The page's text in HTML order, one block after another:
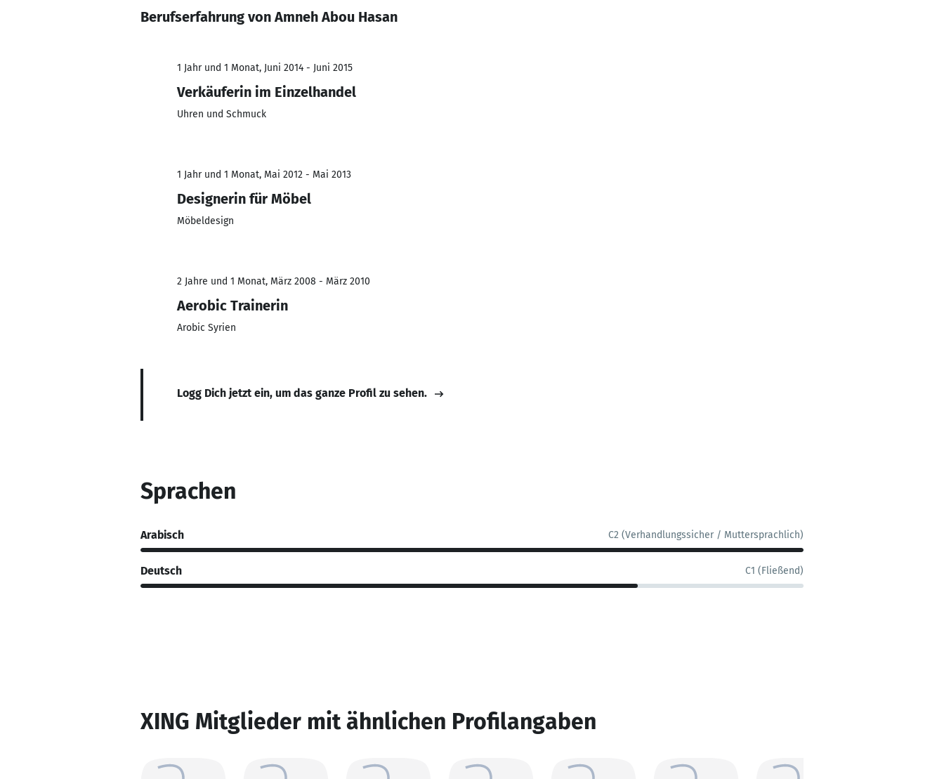
Berufserfahrung von Amneh Abou Hasan
1 Jahr und 1 Monat, Juni 2014 - Juni 2015
Verkäuferin im Einzelhandel
Uhren und Schmuck
1 Jahr und 1 Monat, Mai 2012 - Mai 2013
Designerin für Möbel
Möbeldesign
2 Jahre und 1 Monat, März 2008 - März 2010
Aerobic Trainerin
Arobic Syrien
Logg Dich jetzt ein, um das ganze Profil zu sehen.
Sprachen
Arabisch C2 (Verhandlungssicher / Muttersprachlich)
Deutsch C1 (Fließend)
XING Mitglieder mit ähnlichen Profilangaben